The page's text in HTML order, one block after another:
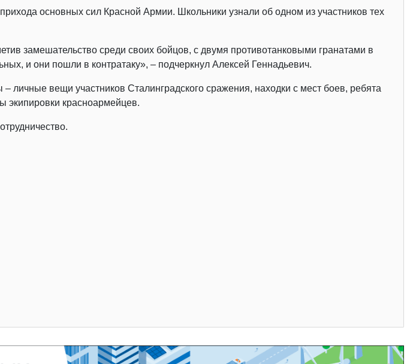
основных сил Красной Армии. Школьники узнали об одном из участников тех
замешательство среди своих бойцов, с двумя противотанковыми гранатами в
и они пошли в контратаку», – подчеркнул Алексей Геннадьевич.
личные вещи участников Сталинградского сражения, находки с мест боев, ребята
экипировки красноармейцев.